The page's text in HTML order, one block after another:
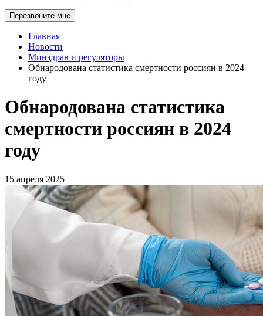
Перезвоните мне
Главная
Новости
Минздрав и регуляторы
Обнародована статистика смертности россиян в 2024
году
Обнародована статистика
смертности россиян в 2024
году
15 апреля 2025